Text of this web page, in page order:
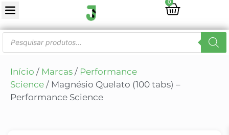
0
Início / Marcas / Performance
Science / Magnésio Quelato (100 tabs) –
Performance Science